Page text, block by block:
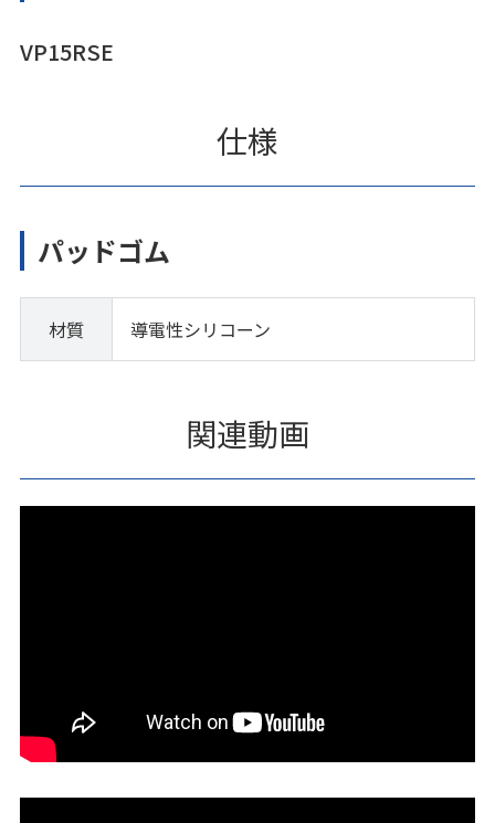
VP15RSE
仕様
パッドゴム
材質 導電性シリコーン
関連動画